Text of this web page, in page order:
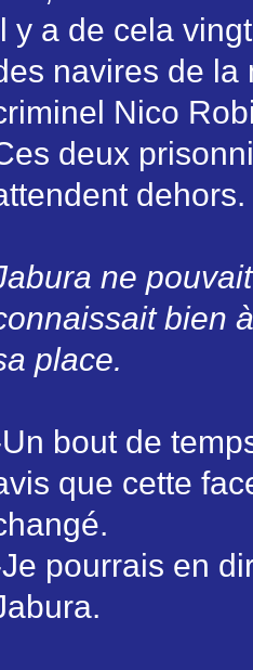
y a de cela
navires de la
Nico
deux
dehors.
ne
bien
place.
bout de
que cette
pourrais en